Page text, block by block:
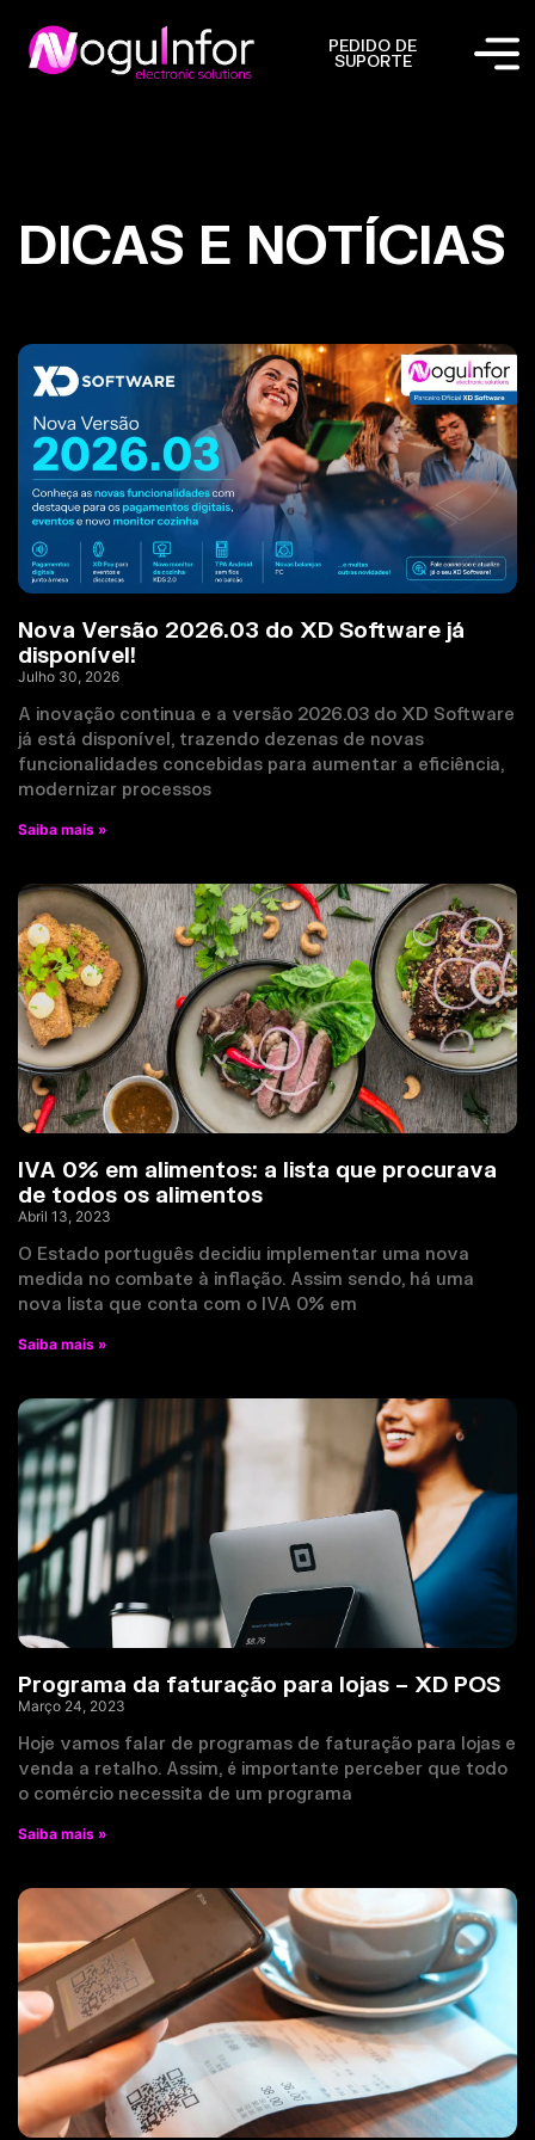
PEDIDO DE
SUPORTE
DICAS E NOTÍCIAS
Nova Versão 2026.03 do XD Software já
disponível!
Julho 30, 2026
A inovação continua e a versão 2026.03 do XD Software
já está disponível, trazendo dezenas de novas
funcionalidades concebidas para aumentar a eficiência,
modernizar processos
Saiba mais »
IVA 0% em alimentos: a lista que procurava
de todos os alimentos
Abril 13, 2023
O Estado português decidiu implementar uma nova
medida no combate à inflação. Assim sendo, há uma
nova lista que conta com o IVA 0% em
Saiba mais »
Programa da faturação para lojas – XD POS
Março 24, 2023
Hoje vamos falar de programas de faturação para lojas e
venda a retalho. Assim, é importante perceber que todo
o comércio necessita de um programa
Saiba mais »